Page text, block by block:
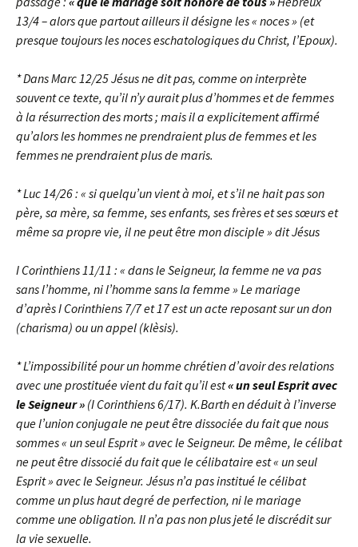
13/4 – alors que partout ailleurs il désigne les « noces » (et
presque toujours les noces eschatologiques du Christ, l’Epoux).
* Dans Marc 12/25 Jésus ne dit pas, comme on interprète
souvent ce texte, qu’il n’y aurait plus d’hommes et de femmes
à la résurrection des morts ; mais il a explicitement affirmé
qu’alors les hommes ne prendraient plus de femmes et les
femmes ne prendraient plus de maris.
* Luc 14/26 : « si quelqu’un vient à moi, et s’il ne hait pas son
père, sa mère, sa femme, ses enfants, ses frères et ses sœurs et
même sa propre vie, il ne peut être mon disciple » dit Jésus
I Corinthiens 11/11 : « dans le Seigneur, la femme ne va pas
sans l’homme, ni l’homme sans la femme » Le mariage
d’après I Corinthiens 7/7 et 17 est un acte reposant sur un don
(charisma) ou un appel (klèsis).
* L’impossibilité pour un homme chrétien d’avoir des relations
avec une prostituée vient du fait qu’il est« un seul Esprit avec
le Seigneur » (I Corinthiens 6/17). K.Barth en déduit à l’inverse
que l’union conjugale ne peut être dissociée du fait que nous
sommes « un seul Esprit » avec le Seigneur. De même, le célibat
ne peut être dissocié du fait que le célibataire est « un seul
Esprit » avec le Seigneur. Jésus n’a pas institué le célibat
comme un plus haut degré de perfection, ni le mariage
comme une obligation. Il n’a pas non plus jeté le discrédit sur
la vie sexuelle.